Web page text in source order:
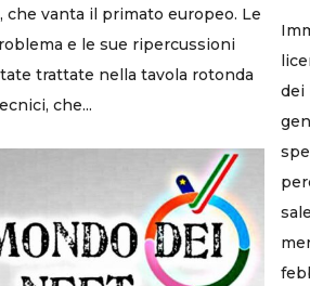
che vanta il primato europeo. Le
e le sue ripercussioni
trattate nella tavola rotonda
che...
dei